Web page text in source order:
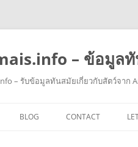
– ข้อมูล
– รับข้อมูลทันสมัยเกี่ยวกับสัตว์จาก
BLOG CONTACT